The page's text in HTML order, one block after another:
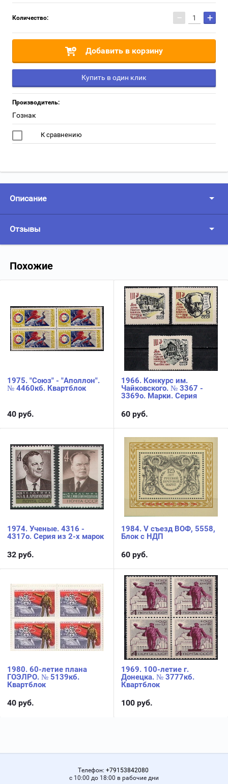
Количество: − +
Добавить в корзину
Купить в один клик
Производитель:
Гознак
К сравнению
Описание
Отзывы
Похожие
1975. "Союз" - "Аполлон".
№ 4460кб. Квартблок
40 руб.
1966. Конкурс им.
Чайковского. № 3367 -
3369о. Марки. Серия
60 руб.
1974. Ученые. 4316 -
4317о. Серия из 2-х марок
32 руб.
1984. V съезд ВОФ, 5558,
Блок с НДП
60 руб.
1980. 60-летие плана
ГОЭЛРО. № 5139кб.
Квартблок
40 руб.
1969. 100-летие г.
Донецка. № 3777кб.
Квартблок
100 руб.
Телефон: +79153842080
с 10:00 до 18:00 в рабочие дни